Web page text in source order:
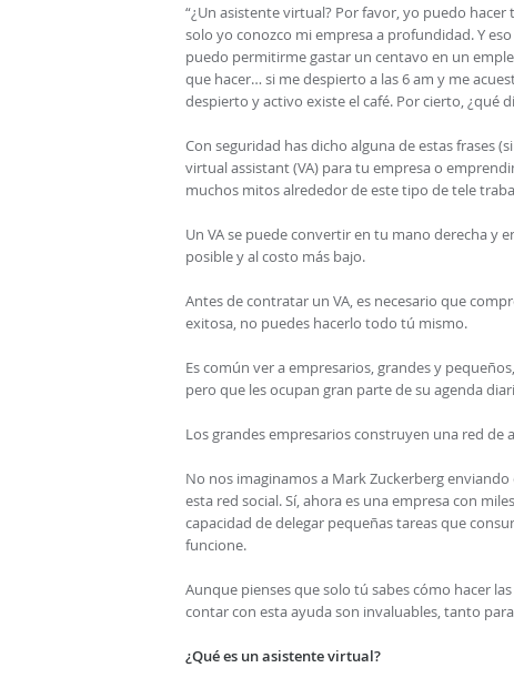
“¿Un asistente virtual? Por favor, yo puedo
solo yo conozco mi empresa a profundidad. Y
puedo permitirme gastar un centavo en un
que hacer… si me despierto a las 6 am y me
despierto y activo existe el café. Por cierto, ¿qué
Con seguridad has dicho alguna de estas frases
virtual assistant (VA) para tu empresa o
muchos mitos alrededor de este tipo de tele
Un VA se puede convertir en tu mano derecha y
posible y al costo más bajo.
Antes de contratar un VA, es necesario que
exitosa, no puedes hacerlo todo tú mismo.
Es común ver a empresarios, grandes y
pero que les ocupan gran parte de su agenda
Los grandes empresarios construyen una red
No nos imaginamos a Mark Zuckerberg
esta red social. Sí, ahora es una empresa con
capacidad de delegar pequeñas tareas que
funcione.
Aunque pienses que solo tú sabes cómo hacer
contar con esta ayuda son invaluables, tanto
¿Qué es un asistente virtual?